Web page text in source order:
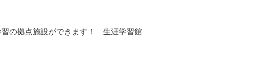
習の拠点施設ができます！ 生涯学習館